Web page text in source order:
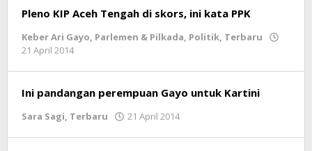
Pleno KIP Aceh Tengah di skors, ini kata PPK
Keber Ari Gayo, Parlemen & Pilkada, Politik, Terbaru
21 April 2014
Ini pandangan perempuan Gayo untuk Kartini
Sara Sagi, Terbaru 21 April 2014